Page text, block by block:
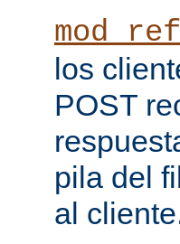
los
POST
pila del
al